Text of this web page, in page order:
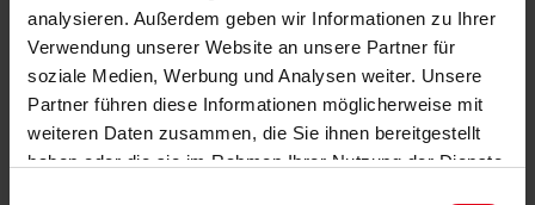
analysieren. Außerdem geben wir Informationen zu Ihrer
Verwendung unserer Website an unsere Partner für
soziale Medien, Werbung und Analysen weiter. Unsere
Partner führen diese Informationen möglicherweise mit
weiteren Daten zusammen, die Sie ihnen bereitgestellt
haben oder die sie im Rahmen Ihrer Nutzung der Dienste